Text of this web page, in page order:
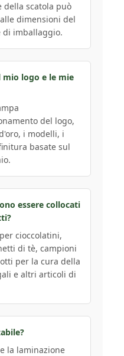
della scatola può
dimensioni del
di imballaggio.
mio logo e le mie
del logo,
i modelli, i
basate sul
essere collocati
cioccolatini,
di tè, campioni
per la cura della
e altri articoli di
la laminazione